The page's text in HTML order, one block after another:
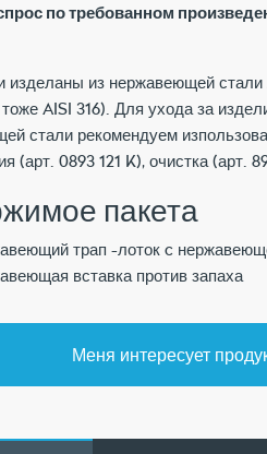
по требованном
изделаны из нержавеющей стали
AISI 316). Для ухода за
стали рекомендуем
(арт. 0893 121 K), очистка (арт.
пакета
трап -лоток c
вставка против запаха
Меня интересует